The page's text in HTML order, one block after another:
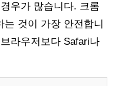
우가 많습니다. 크롬
것이 가장 안전합니
라우저보다 Safari나